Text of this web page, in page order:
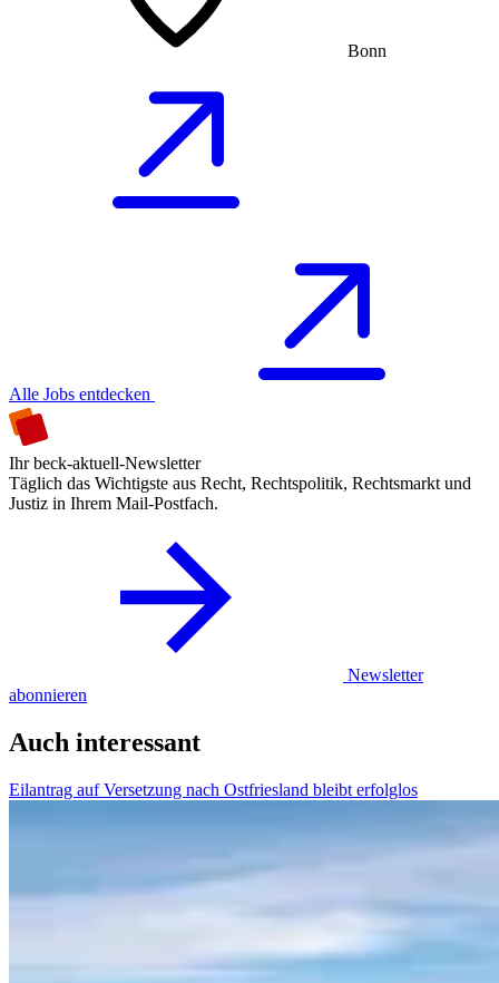
Bonn
Alle Jobs entdecken
Ihr beck-aktuell-Newsletter
Täglich das Wichtigste aus Recht, Rechtspolitik, Rechtsmarkt und
Justiz in Ihrem Mail-Postfach.
Newsletter
abonnieren
Auch interessant
Eilantrag auf Versetzung nach Ostfriesland bleibt erfolglos